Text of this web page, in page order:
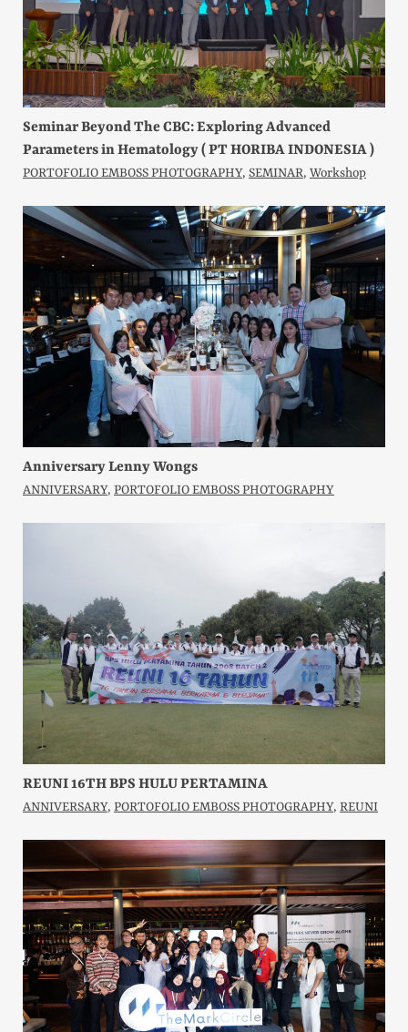
Seminar Beyond The CBC: Exploring Advanced
Parameters in Hematology ( PT HORIBA INDONESIA )
PORTOFOLIO EMBOSS PHOTOGRAPHY, SEMINAR, Workshop
Anniversary Lenny Wongs
ANNIVERSARY, PORTOFOLIO EMBOSS PHOTOGRAPHY
REUNI 16TH BPS HULU PERTAMINA
ANNIVERSARY, PORTOFOLIO EMBOSS PHOTOGRAPHY, REUNI